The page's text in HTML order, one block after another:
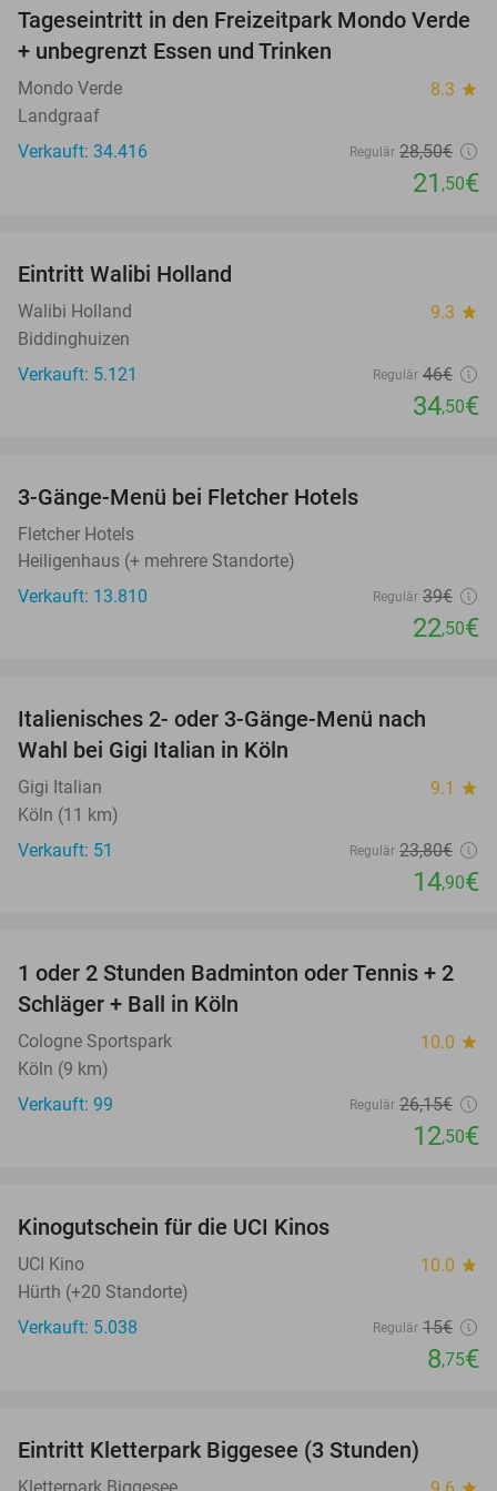
25%
Tageseintritt in den Freizeitpark Mondo Verde
+ unbegrenzt Essen und Trinken
Mondo Verde 8.3 star
Landgraaf
Verkauft: 34.416
Regulär 28,50€
21 ,50€
Eintritt Walibi Holland
Walibi Holland 9.3 star
Biddinghuizen
Verkauft: 5.121
Regulär 46€
34,50€
3-Gänge-Menü bei Fletcher Hotels
Fletcher Hotels
Heiligenhaus (+ mehrere Standorte)
Verkauft: 13.810
Regulär 39€
22,50€
Italienisches 2- oder 3-Gänge-Menü nach
Wahl bei Gigi Italian in Köln
Gigi Italian 9.1 star
Köln (11 km)
Verkauft: 51
Regulär 23,80€
14,90€
52%
1 oder 2 Stunden Badminton oder Tennis + 2
Schläger + Ball in Köln
Cologne Sportspark 10.0 star
Köln (9 km)
Verkauft: 99
Regulär 26,15€
12,50€
Kinogutschein für die UCI Kinos
UCI Kino 10.0 star
Hürth (+20 Standorte)
Verkauft: 5.038
Regulär 15€
8,75€
Eintritt Kletterpark Biggesee (3 Stunden)